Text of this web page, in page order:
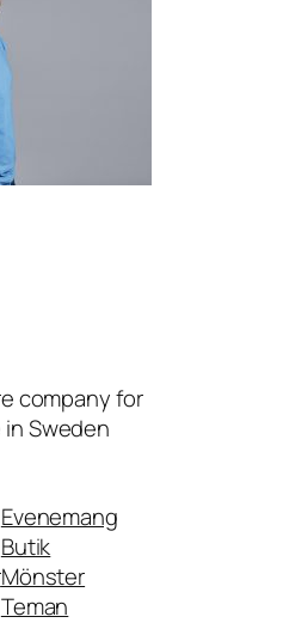
company for
Sweden
Evenemang
Butik
Mönster
Teman